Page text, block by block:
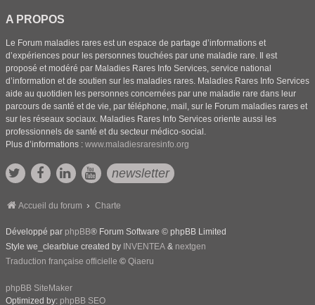
A PROPOS
Le Forum maladies rares est un espace de partage d’informations et
d’expériences pour les personnes touchées par une maladie rare. Il est
proposé et modéré par Maladies Rares Info Services, service national
d’information et de soutien sur les maladies rares. Maladies Rares Info Services
aide au quotidien les personnes concernées par une maladie rare dans leur
parcours de santé et de vie, par téléphone, mail, sur le Forum maladies rares et
sur les réseaux sociaux. Maladies Rares Info Services oriente aussi les
professionnels de santé et du secteur médico-social.
Plus d’informations : www.maladiesraresinfo.org
newsletter
Accueil du forum Charte
Développé par phpBB® Forum Software © phpBB Limited
Style we_clearblue created by INVENTEA & nextgen
Traduction française officielle © Qiaeru
phpBB SiteMaker
Optimized by: phpBB SEO